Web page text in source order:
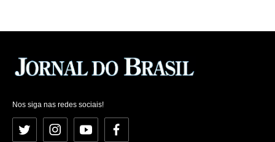
Nos siga nas redes sociais!
Twitter InstagramYouTubeFacebook